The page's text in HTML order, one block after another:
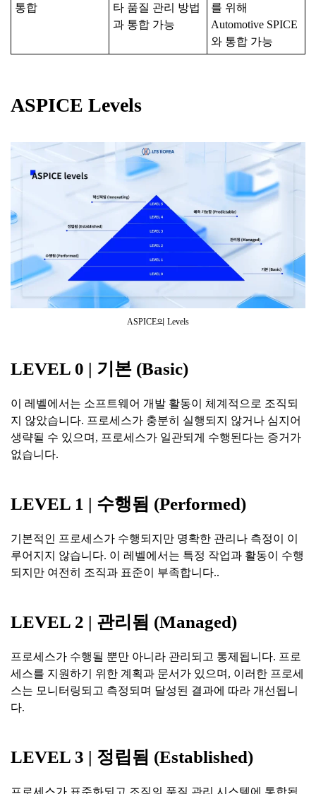
통합
타 품질 관리 방법
과 통합 가능
를 위해
Automotive SPICE
와 통합 가능
ASPICE Levels
ASPICE의 Levels
LEVEL 0 | 기본 (Basic)
이 레벨에서는 소프트웨어 개발 활동이 체계적으로 조직되
지 않았습니다. 프로세스가 충분히 실행되지 않거나 심지어
생략될 수 있으며, 프로세스가 일관되게 수행된다는 증거가
없습니다.
LEVEL 1 | 수행됨 (Performed)
기본적인 프로세스가 수행되지만 명확한 관리나 측정이 이
루어지지 않습니다. 이 레벨에서는 특정 작업과 활동이 수행
되지만 여전히 조직과 표준이 부족합니다..
LEVEL 2 | 관리됨 (Managed)
프로세스가 수행될 뿐만 아니라 관리되고 통제됩니다. 프로
세스를 지원하기 위한 계획과 문서가 있으며, 이러한 프로세
스는 모니터링되고 측정되며 달성된 결과에 따라 개선됩니
다.
LEVEL 3 | 정립됨 (Established)